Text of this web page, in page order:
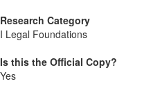
Research Category
I Legal Foundations
Is this the Official Copy?
Yes